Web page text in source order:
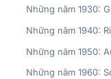
Những năm 1930:
Những năm 1940:
Những năm 1950:
Những năm 1960: